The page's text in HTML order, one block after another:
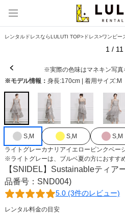
レンタルドレスならLULUTI TOP>ドレス>ワンピー
1 / 11
※実際の色味はマネキン写
※モデル情報： 身長:170cm | 着用サイズ:M
S,M
ライトグレー
S,M
カナリアイエロー
S,M
ピンクベー
※ライトグレーは、 ブルベ夏の方におすす
【SNIDEL】Sustainableティア
品番号：SND004)
5.0 (3件のレビュー)
レンタル料金の目安